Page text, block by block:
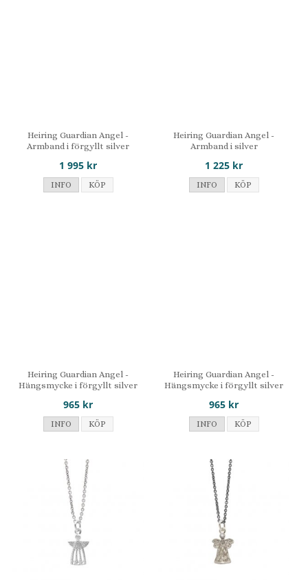
Heiring Guardian Angel -
Armband i förgyllt silver
1 995 kr
INFO KÖP
Heiring Guardian Angel -
Armband i silver
1 225 kr
INFO KÖP
Heiring Guardian Angel -
Hängsmycke i förgyllt silver
965 kr
INFO KÖP
Heiring Guardian Angel -
Hängsmycke i förgyllt silver
965 kr
INFO KÖP